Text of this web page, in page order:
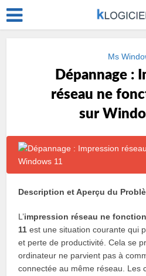
Ms
Dépannage :
réseau ne
sur
Description et Aperçu du
L’impression réseau ne
11 est une situation courante qui
et perte de productivité. Cela se
ordinateur ne parvient pas à
connectée au même réseau. Les